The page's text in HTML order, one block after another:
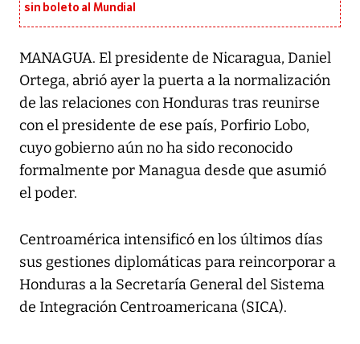
sin boleto al Mundial
MANAGUA. El presidente de Nicaragua, Daniel
Ortega, abrió ayer la puerta a la normalización
de las relaciones con Honduras tras reunirse
con el presidente de ese país, Porfirio Lobo,
cuyo gobierno aún no ha sido reconocido
formalmente por Managua desde que asumió
el poder.
Centroamérica intensificó en los últimos días
sus gestiones diplomáticas para reincorporar a
Honduras a la Secretaría General del Sistema
de Integración Centroamericana (SICA).